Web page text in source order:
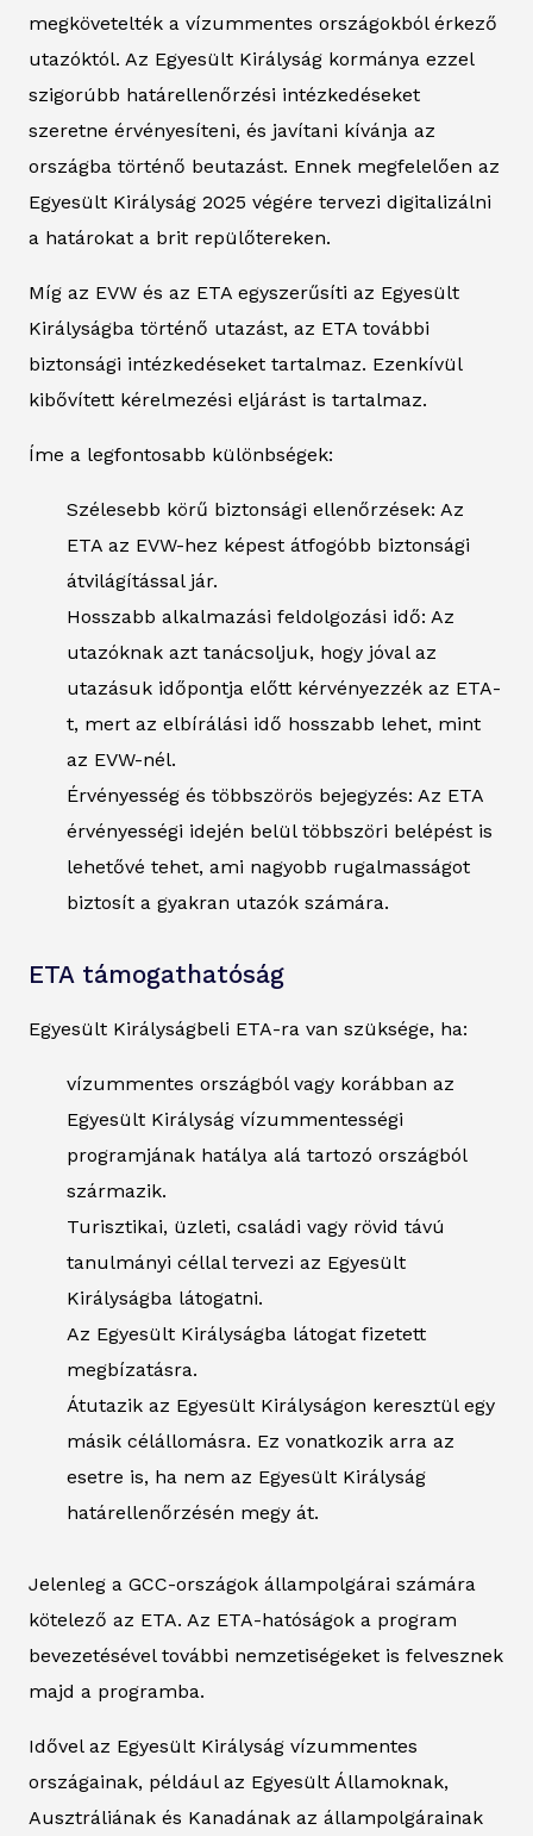
megkövetelték a vízummentes országokból érkező
utazóktól. Az Egyesült Királyság kormánya ezzel
szigorúbb határellenőrzési intézkedéseket
szeretne érvényesíteni, és javítani kívánja az
országba történő beutazást. Ennek megfelelően az
Egyesült Királyság 2025 végére tervezi digitalizálni
a határokat a brit repülőtereken.
Míg az EVW és az ETA egyszerűsíti az Egyesült
Királyságba történő utazást, az ETA további
biztonsági intézkedéseket tartalmaz. Ezenkívül
kibővített kérelmezési eljárást is tartalmaz.
Íme a legfontosabb különbségek:
Szélesebb körű biztonsági ellenőrzések: Az
ETA az EVW-hez képest átfogóbb biztonsági
átvilágítással jár.
Hosszabb alkalmazási feldolgozási idő: Az
utazóknak azt tanácsoljuk, hogy jóval az
utazásuk időpontja előtt kérvényezzék az ETA-
t, mert az elbírálási idő hosszabb lehet, mint
az EVW-nél.
Érvényesség és többszörös bejegyzés: Az ETA
érvényességi idején belül többszöri belépést is
lehetővé tehet, ami nagyobb rugalmasságot
biztosít a gyakran utazók számára.
ETA támogathatóság
Egyesült Királyságbeli ETA-ra van szüksége, ha:
vízummentes országból vagy korábban az
Egyesült Királyság vízummentességi
programjának hatálya alá tartozó országból
származik.
Turisztikai, üzleti, családi vagy rövid távú
tanulmányi céllal tervezi az Egyesült
Királyságba látogatni.
Az Egyesült Királyságba látogat fizetett
megbízatásra.
Átutazik az Egyesült Királyságon keresztül egy
másik célállomásra. Ez vonatkozik arra az
esetre is, ha nem az Egyesült Királyság
határellenőrzésén megy át.
Jelenleg a GCC-országok állampolgárai számára
kötelező az ETA. Az ETA-hatóságok a program
bevezetésével további nemzetiségeket is felvesznek
majd a programba.
Idővel az Egyesült Királyság vízummentes
országainak, például az Egyesült Államoknak,
Ausztráliának és Kanadának az állampolgárainak